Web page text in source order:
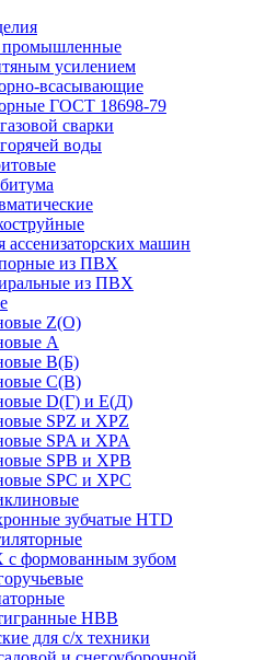
промышленные
усилением
всасывающие
ГОСТ 18698-79
сварки
воды
машин
из ПВХ
из ПВХ
Z(О)
А
В(Б)
С(В)
D(Г) и Е(Д)
SPZ и XPZ
SPA и XPA
SPB и XPB
SPC и XPC
зубчатые HTD
с формованным зубом
HBB
для с/х техники